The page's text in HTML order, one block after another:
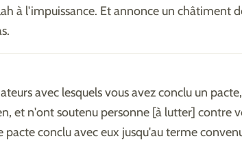
à l'impuissance. Et annonce un châtiment
avec lesquels vous avez conclu un
et n'ont soutenu personne [à lutter] contre
conclu avec eux jusqu'au terme